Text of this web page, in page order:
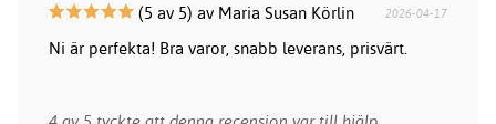
(5 av 5) av Maria Susan Körlin 2026-04-17
Ni är perfekta! Bra varor, snabb leverans, prisvärt.